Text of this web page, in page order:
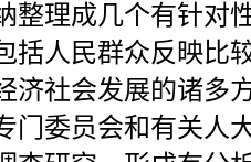
整理成几个有针对
括人民群众反映比
济社会发展的诸多
门委员会和有关人